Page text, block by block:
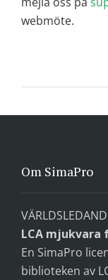
webmöte.
Om SimaPro
LCA
En SimaPro
biblioteken av